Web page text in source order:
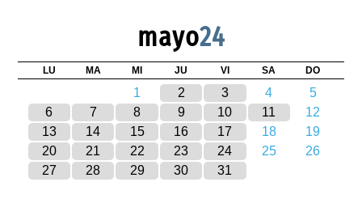
mayo24
LU MA MI JU VI SA DO
1 2 3 4
5
6
7 8 9 10 11
12
13
14 15 16 17 18
19
20
21 22 23 24 25
26
27
28 29 30 31